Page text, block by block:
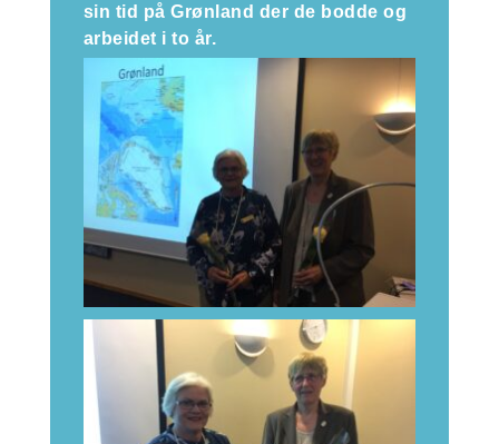
sin tid på Grønland der de bodde og
arbeidet i to år.